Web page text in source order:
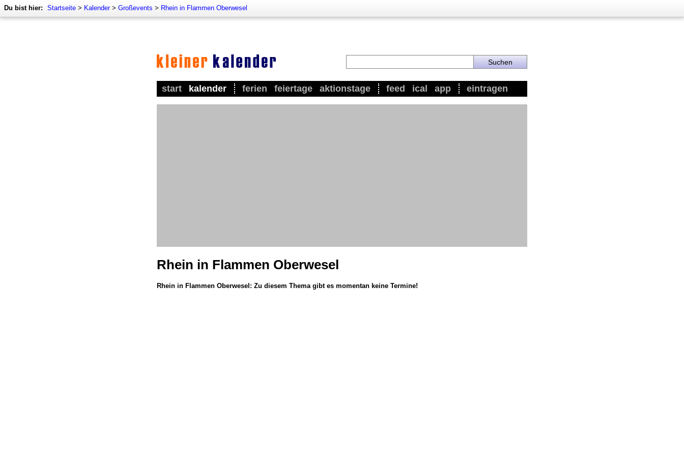
Du bist hier: Startseite > Kalender> Großevents > Rhein in Flammen Oberwesel
start kalender ferien feiertage aktionstage feed ical app eintragen
Rhein in Flammen Oberwesel
Rhein in Flammen Oberwesel: Zu diesem Thema gibt es momentan keine Termine!